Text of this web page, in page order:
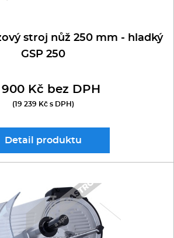
stroj nůž 250 mm - hladký
GSP 250
900 Kč bez DPH
(19 239 Kč s DPH)
Detail produktu